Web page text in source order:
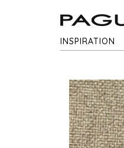
INSPIRATION